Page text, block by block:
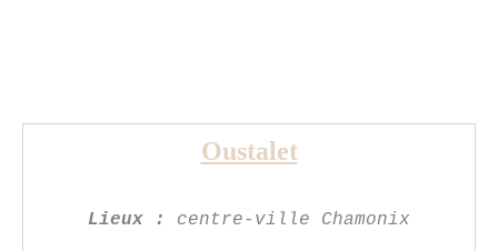
Oustalet
Lieux : centre-ville Chamonix